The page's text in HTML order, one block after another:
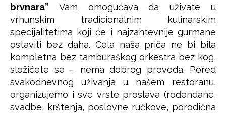
brvnara” Vam omogućava da uživate u
vrhunskim tradicionalnim kulinarskim
specijalitetima koji će i najzahtevnije gurmane
ostaviti bez daha. Cela naša priča ne bi bila
kompletna bez tamburaškog orkestra bez kog,
složićete se – nema dobrog provoda. Pored
svakodnevnog uživanja u našem restoranu,
organizujemo i sve vrste proslava (rođendane,
svadbe, krštenja, poslovne ručkove, porodična